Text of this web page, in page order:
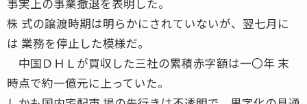
株 式の譲渡時期は明らかにされていないが、翌七月に
は 業務を停止した模様だ。
中国ＤＨＬが買収した三社の累積赤字額は一〇年 末
時点で約一億元に上っていた。